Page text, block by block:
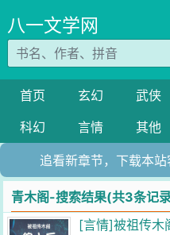
八一文学网
首页 玄幻 武侠
科幻
言情 其他
追看新章节，下载本
青木阁-搜索结果(共3条记
[言情]被祖传木